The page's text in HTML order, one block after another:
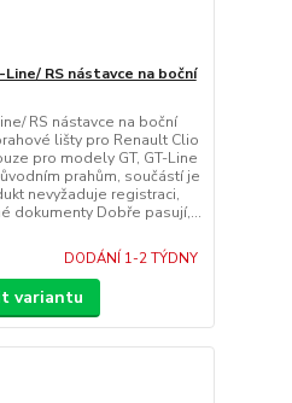
RS nástavce na boční
RS nástavce na boční
lišty pro Renault Clio
pro modely GT, GT-Line
prahům, součástí je
nevyžaduje registraci,
dokumenty Dobře pasují,...
DODÁNÍ 1-2 TÝDNY
variantu